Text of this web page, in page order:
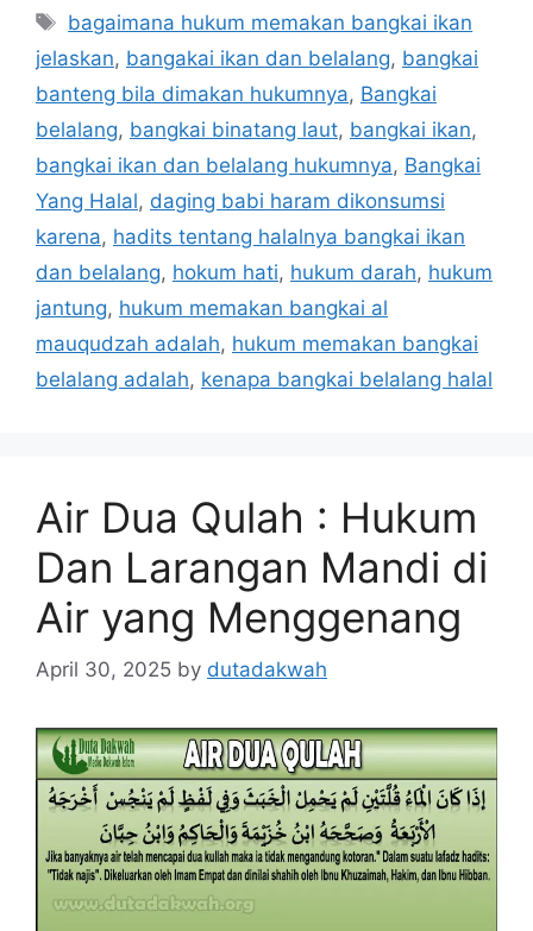
Tags
bagaimana hukum memakan bangkai ikan
jelaskan, bangakai ikan dan belalang, bangkai
banteng bila dimakan hukumnya, Bangkai
belalang, bangkai binatang laut, bangkai ikan,
bangkai ikan dan belalang hukumnya, Bangkai
Yang Halal, daging babi haram dikonsumsi
karena, hadits tentang halalnya bangkai ikan
dan belalang, hokum hati, hukum darah, hukum
jantung, hukum memakan bangkai al
mauqudzah adalah, hukum memakan bangkai
belalang adalah, kenapa bangkai belalang halal
Air Dua Qulah : Hukum
Dan Larangan Mandi di
Air yang Menggenang
April 30, 2025 by dutadakwah